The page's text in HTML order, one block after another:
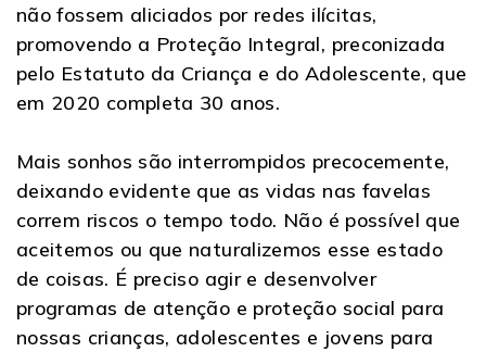
não fossem aliciados por redes ilícitas,
promovendo a Proteção Integral, preconizada
pelo Estatuto da Criança e do Adolescente, que
em 2020 completa 30 anos.
Mais sonhos são interrompidos precocemente,
deixando evidente que as vidas nas favelas
correm riscos o tempo todo. Não é possível que
aceitemos ou que naturalizemos esse estado
de coisas. É preciso agir e desenvolver
programas de atenção e proteção social para
nossas crianças, adolescentes e jovens para